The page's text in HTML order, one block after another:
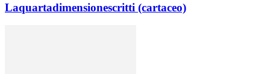
Laquartadimensionescritti (cartaceo)